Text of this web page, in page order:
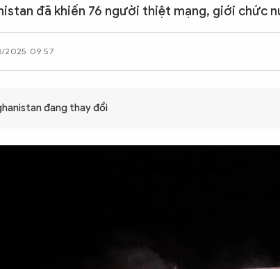
đã khiến 76 người thiệt mạng, giới chức
2025 09:57
đang thay đổi